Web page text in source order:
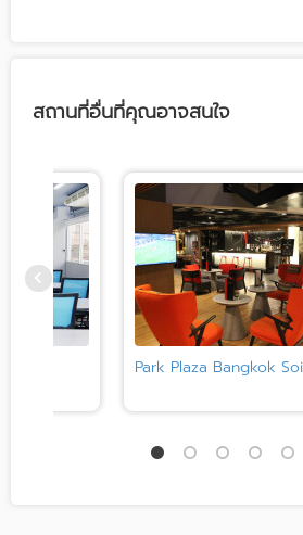
สถานที่อื่นที่คุณอาจสนใจ
Park Plaza Bangkok